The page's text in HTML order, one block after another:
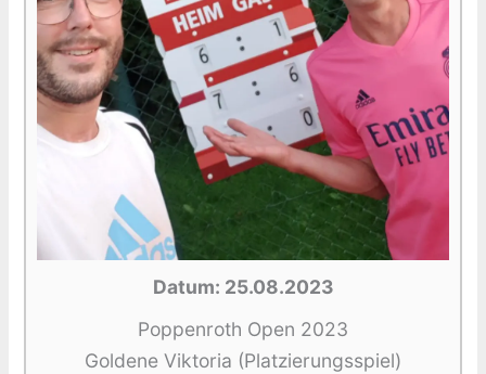
Datum: 25.08.2023
Poppenroth Open 2023
Goldene Viktoria (Platzierungsspiel)